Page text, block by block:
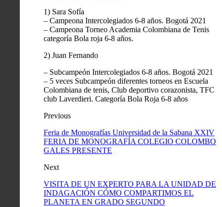
1) Sara Sofía
– Campeona Intercolegiados 6-8 años. Bogotá 2021
– Campeona Torneo Academia Colombiana de Tenis
categoría Bola roja 6-8 años.
2) Juan Fernando
– Subcampeón Intercolegiados 6-8 años. Bogotá 2021
– 5 veces Subcampeón diferentes torneos en Escuela
Colombiana de tenis, Club deportivo corazonista, TFC
club Laverdieri. Categoría Bola Roja 6-8 años
Previous
Feria de Monografías Universidad de la Sabana XXIV
FERIA DE MONOGRAFÍA COLEGIO COLOMBO
GALES PRESENTE
Next
VISITA DE UN EXPERTO PARA LA UNIDAD DE
INDAGACIÓN CÓMO COMPARTIMOS EL
PLANETA EN GRADO SEGUNDO